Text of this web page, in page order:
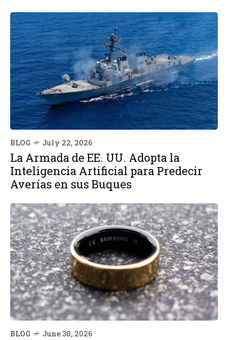
BLOG July 22, 2026
La Armada de EE. UU. Adopta la
Inteligencia Artificial para Predecir
Averías en sus Buques
BLOG June 30, 2026